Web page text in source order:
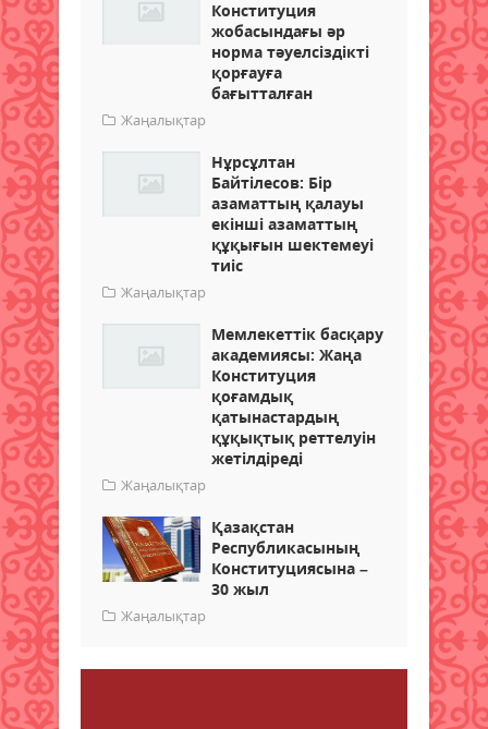
Конституция
жобасындағы әр
норма тәуелсіздікті
қорғауға
бағытталған
Жаңалықтар
Нұрсұлтан
Байтілесов: Бір
азаматтың қалауы
екінші азаматтың
құқығын шектемеуі
тиіс
Жаңалықтар
Мемлекеттік басқару
академиясы: Жаңа
Конституция
қоғамдық
қатынастардың
құқықтық реттелуін
жетілдіреді
Жаңалықтар
Қазақстан
Республикасының
Конституциясына –
30 жыл
Жаңалықтар